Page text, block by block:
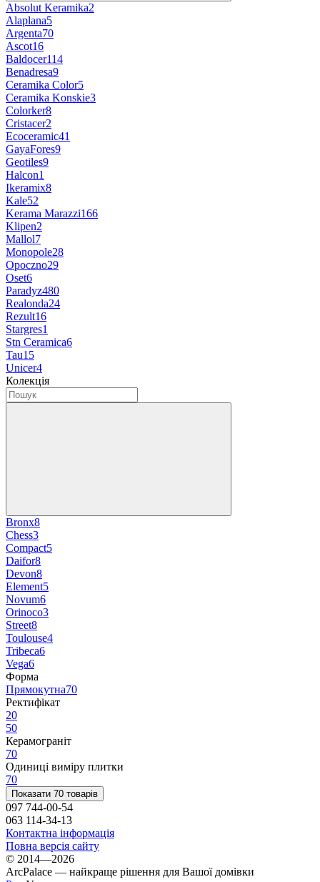
Absolut Keramika2
Alaplana5
Argenta70
Ascot16
Baldocer114
Benadresa9
Ceramika Color5
Ceramika Konskie3
Colorker8
Cristacer2
Ecoceramic41
GayaFores9
Geotiles9
Halcon1
Ikeramix8
Kale52
Kerama Marazzi166
Klipen2
Mallol7
Monopole28
Opoczno29
Oset6
Paradyz480
Realonda24
Rezult16
Stargres1
Stn Ceramica6
Tau15
Unicer4
Колекція
Bronx8
Chess3
Compact5
Daifor8
Devon8
Element5
Novum6
Orinoco3
Street8
Toulouse4
Tribeca6
Vega6
Форма
Прямокутна70
Ректифікат
20
50
Керамограніт
70
Одиниці виміру плитки
70
Показати 70 товарів
097 744-00-54
063 114-34-13
Контактна інформація
Повна версія сайту
© 2014—2026
ArcPalace — найкраще рішення для Вашої домівки